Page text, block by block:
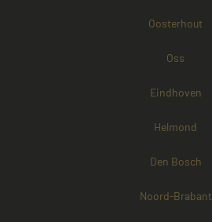
Oosterhout
Oss
Eindhoven
Helmond
Den Bosch
Noord-Brabant